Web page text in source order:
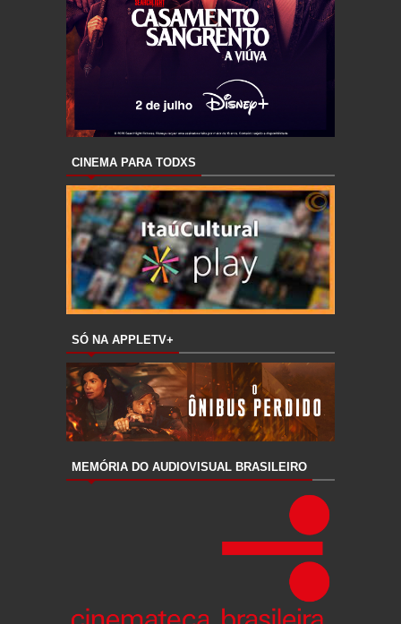
CINEMA PARA TODXS
SÓ NA APPLETV+
MEMÓRIA DO AUDIOVISUAL BRASILEIRO